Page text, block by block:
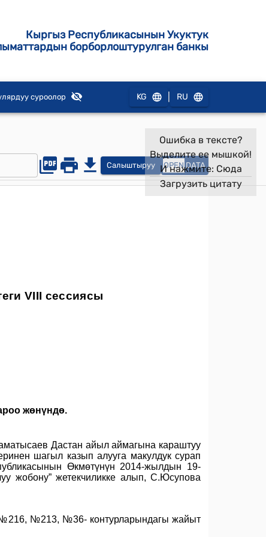
Кыргыз Республикасынын Укуктук
борборлоштурулган банкы
суроолор KG RU
Салыштыруу OPEN DATA
Ошибка в тексте?
Выделите ее мышкой!
И нажмите: Сюда
Загрузить цитату